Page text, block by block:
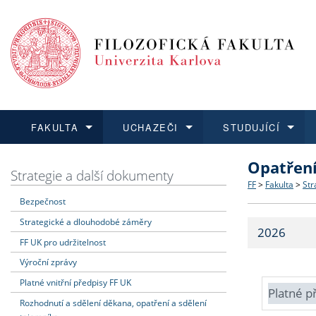
FAKULTA
Dozvědět se více
Struktura
Strategie
Fakultní
UCHAZEČI
Podat přihlášku
Co
Učitelské
STUDUJÍCÍ
Dozvědět se více
Dozvědět se více
O vědě a
Dozvědět se více
Aktuální
Strategie a další dokumenty
Bezpečnost
Strategické a dlouhodobé záměry
FF UK pro udržitelnost
Výroční zprávy
Platné vnitřní předpisy FF UK
Rozhodnutí a sdělení děkana, opatření a sdělení
FF > Fakulta >
2026
Platné